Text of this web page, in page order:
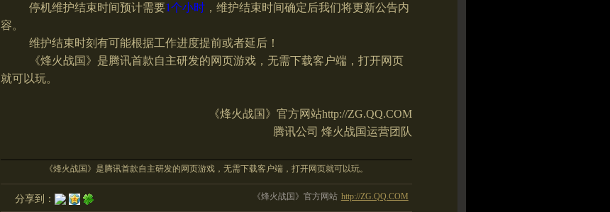
停机维护结束时间预计需要1个小时 ，维护结束时间确定后我们将更新公告内
容。
维护结束时刻有可能根据工作进度提前或者延后！
《烽火战国》是腾讯首款自主研发的网页游戏，无需下载客户端，打开网页
就可以玩。
《烽火战国》官方网站http://ZG.QQ.COM
腾讯公司 烽火战国运营团队
《烽火战国》是腾讯首款自主研发的网页游戏，无需下载客户端，打开网页就可以玩。
分享到： 《烽火战国》官方网站 http://ZG.QQ.COM